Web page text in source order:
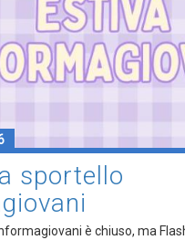
sportello
è chiuso, ma